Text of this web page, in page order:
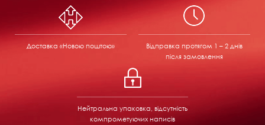
Доставка «Новою поштою» Відправка протягом 1 – 2 днів
після замовлення
Нейтральна упаковка, відсутність
компрометуючих написів